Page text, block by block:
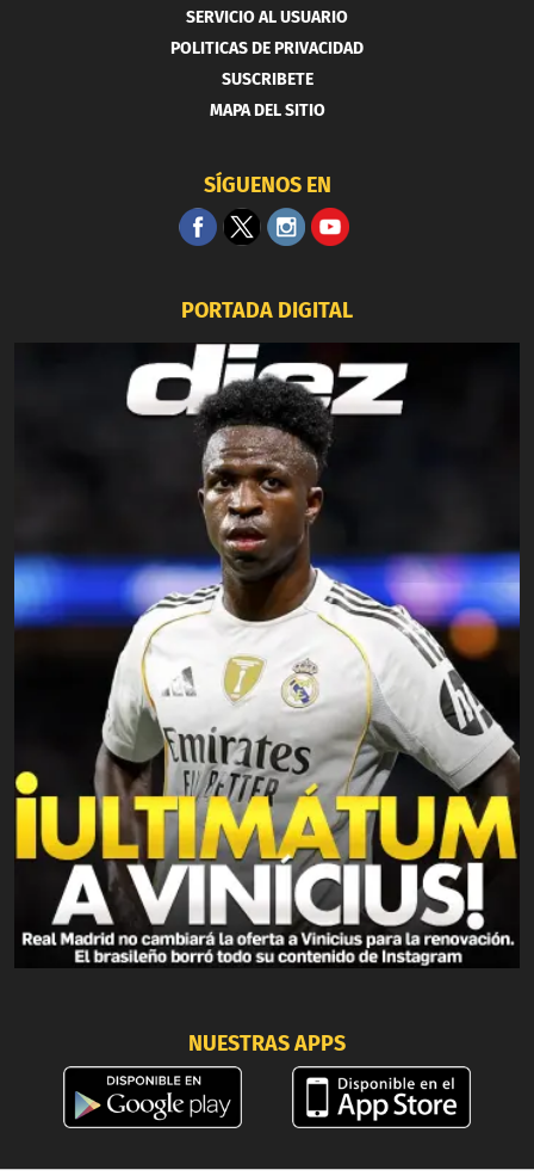
SERVICIO AL USUARIO
POLITICAS DE PRIVACIDAD
SUSCRIBETE
MAPA DEL SITIO
SÍGUENOS EN
PORTADA DIGITAL
NUESTRAS APPS